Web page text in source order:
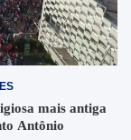
mais antiga
Antônio